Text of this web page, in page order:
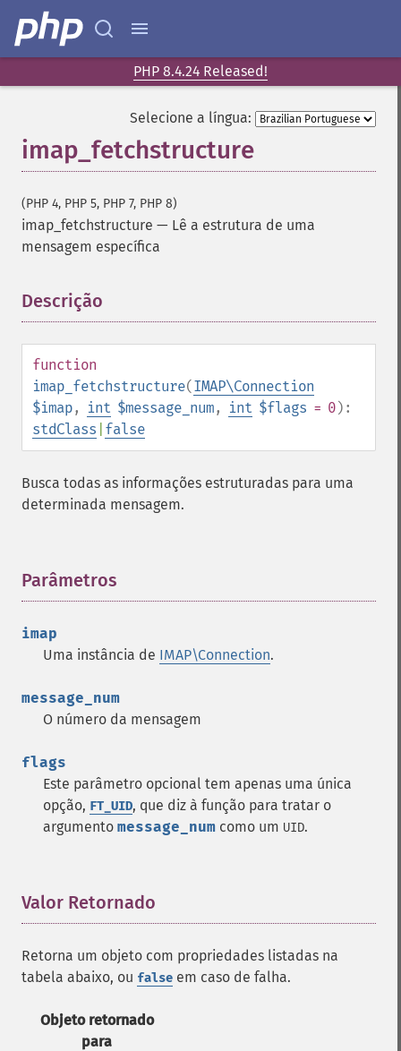
PHP 8.4.24 Released!
Selecione a língua:
imap_fetchstructure
(PHP 4, PHP 5, PHP 7, PHP 8)
imap_fetchstructure — Lê a estrutura de uma
mensagem específica
Descrição
function
imap_fetchstructure(IMAP\Connection
$imap, int $message_num, int $flags = 0):
stdClass false
Busca todas as informações estruturadas para uma
determinada mensagem.
Parâmetros
imap
Uma instância de IMAP\Connection.
message_num
O número da mensagem
flags
Este parâmetro opcional tem apenas uma única
opção, FT_UID, que diz à função para tratar o
argumento message_num como um UID.
Valor Retornado
Retorna um objeto com propriedades listadas na
tabela abaixo, ou false em caso de falha.
Objeto retornado
para